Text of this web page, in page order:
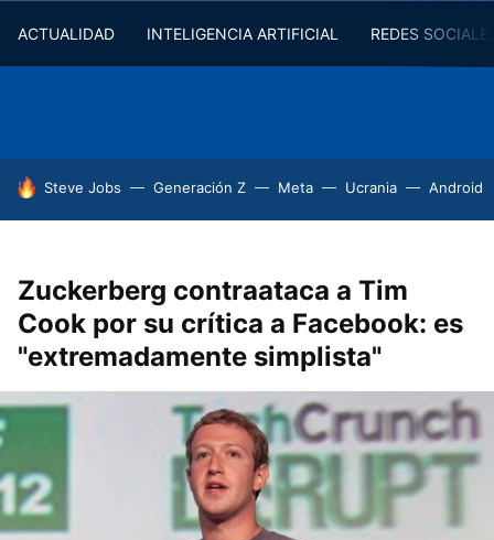
ACTUALIDAD INTELIGENCIA ARTIFICIAL REDES
HOY SE HABLA DE
Steve Jobs Generación Z Meta Ucrania Android
Zuckerberg contraataca a Tim
Cook por su crítica a Facebook: es
"extremadamente simplista"